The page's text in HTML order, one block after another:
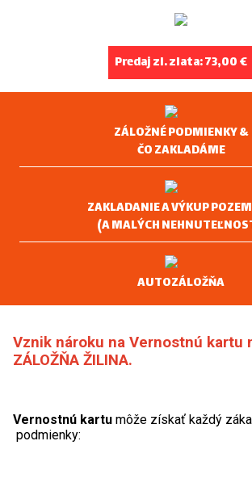
Predaj zl. zlata: 73,00 €
ZÁLOŽNÉ PODMIENKY &
ČO ZAKLADÁME
ZAKLADANIE A VÝKUP
(A MALÝCH
AUTOZÁLOŽŇA
Vznik nároku na Vernostnú kartu
ZÁLOŽŇA ŽILINA.
Vernostnú kartu môže získať každý
podmienky: